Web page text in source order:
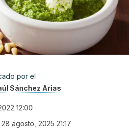
por el
Sánchez Arias
12:00
28 agosto, 2025 21:17